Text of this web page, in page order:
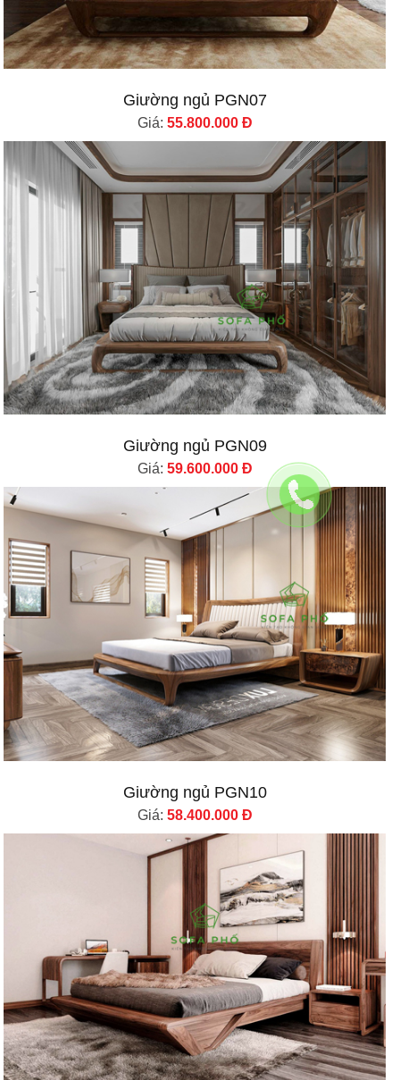
Giường ngủ PGN07
Giá: 55.800.000 Đ
Giường ngủ PGN09
Giá: 59.600.000 Đ
Giường ngủ PGN10
Giá: 58.400.000 Đ